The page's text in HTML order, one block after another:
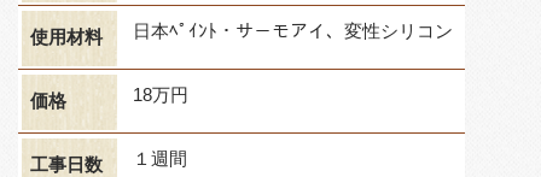
使用材料 日本ﾍﾟｲﾝﾄ・サ－モアイ、変性シリコン
価格 18万円
工事日数 １週間